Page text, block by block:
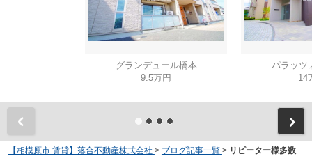
グランデュール橋本
9.5万円
パラッ
14
【相模原市 賃貸】落合不動産株式会社 > ブログ記事一覧 > リピーター様多数